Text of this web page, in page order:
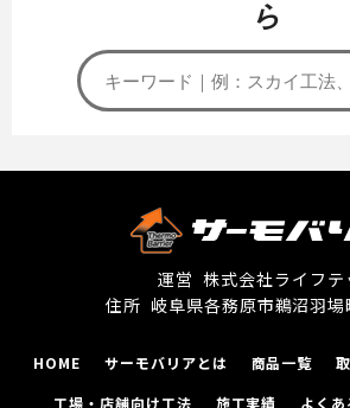
ら
運営 株式会社ライフテ
住所 岐阜県各務原市鵜沼⽻
HOME サーモバリアとは 商品一覧
工場‧店舗向け工法
施工実績 よく